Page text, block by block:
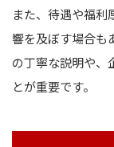
また、待遇や福
響を及ぼす場合も
の丁寧な説明や、
とが重要です。